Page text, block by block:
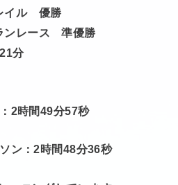
イル 優勝
ンレース 準優勝
分
2時間49分57秒
ン：2時間48分36秒